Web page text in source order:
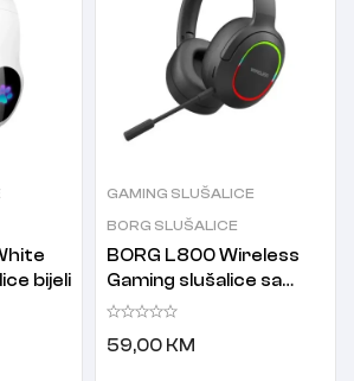
bijeli
GAMING SLUŠALICE
BORG SLUŠALICE
BORG L800 Wireless
Gaming slušalice sa
mikrofonom Black
59,00 KM